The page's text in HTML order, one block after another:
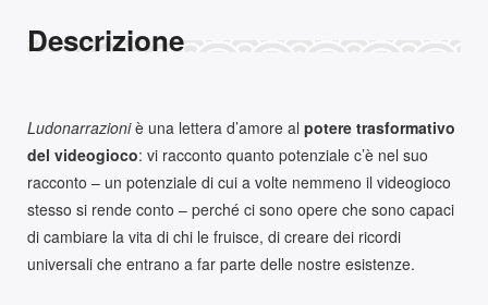
Descrizione
Ludonarrazioniè una lettera d’amore al potere trasformativo
del videogioco: vi racconto quanto potenziale c’è nel suo
racconto – un potenziale di cui a volte nemmeno il videogioco
stesso si rende conto – perché ci sono opere che sono capaci
di cambiare la vita di chi le fruisce, di creare dei ricordi
universali che entrano a far parte delle nostre esistenze.